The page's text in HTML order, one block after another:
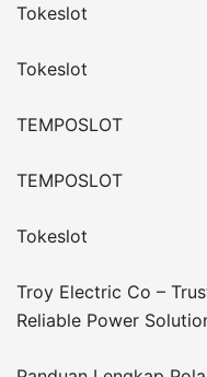
Tokeslot
Tokeslot
TEMPOSLOT
TEMPOSLOT
Tokeslot
Troy Electric Co –
Reliable Power